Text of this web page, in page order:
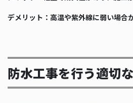
デメリット：高温や紫外線に弱い場合
防水工事を行う適切